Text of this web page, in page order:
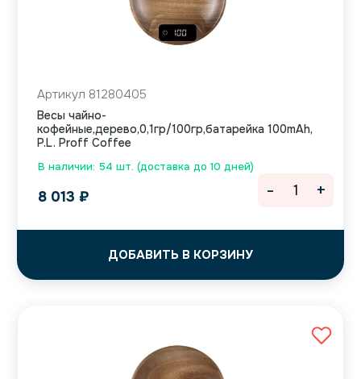
В наличии: 54 шт. (доставка до 10 дней)
Артикул 81280405
Весы чайно-
кофейные,дерево,0,1гр/100гр,батарейка 100mAh,
P.L. Proff Coffee
8 013 ₽
ДОБАВИТЬ В КОРЗИНУ
- +